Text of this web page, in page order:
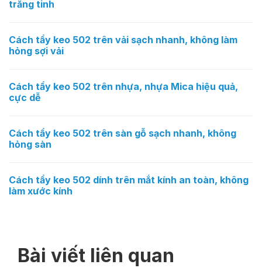
trắng tinh
Cách tẩy keo 502 trên vải sạch nhanh, không làm
hỏng sợi vải
Cách tẩy keo 502 trên nhựa, nhựa Mica hiệu quả,
cực dễ
Cách tẩy keo 502 trên sàn gỗ sạch nhanh, không
hỏng sàn
Cách tẩy keo 502 dính trên mắt kính an toàn, không
làm xước kính
Bài viết liên quan